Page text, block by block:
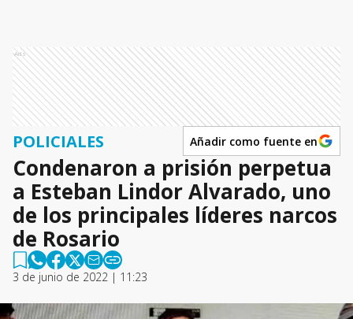
Ads
POLICIALES Añadir como fuente en
Condenaron a prisión perpetua
a Esteban Lindor Alvarado, uno
de los principales líderes narcos
de Rosario
3 de junio de 2022 | 11:23